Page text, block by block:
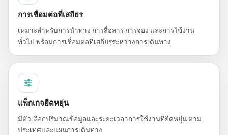
การเชื่อมต่อที่เสถียร
เหมาะสำหรับการนำทาง การสื่อสาร การจอง และการใช้งาน
ทั่วไป พร้อมการเชื่อมต่อที่เสถียรระหว่างการเดินทาง
แพ็กเกจยืดหยุ่น
มีตัวเลือกปริมาณข้อมูลและระยะเวลาการใช้งานที่ยืดหยุ่น ตาม
ประเทศและแผนการเดินทาง